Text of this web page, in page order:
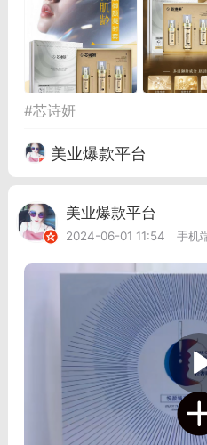
美业357 芯诗妍
师 小熊水光
建术
DRYY面膜
爆款平台 Lv.8 靓号
加盟
美业资讯
闪充小白罐
本/双效闪充，养出紧致小
充小白罐 = 闪充大白肌（
产品）×极光嫩肤啫喱（产
#芯诗妍
美业爆款平台
美业爆款平台
2024-06-01 11:54
手机